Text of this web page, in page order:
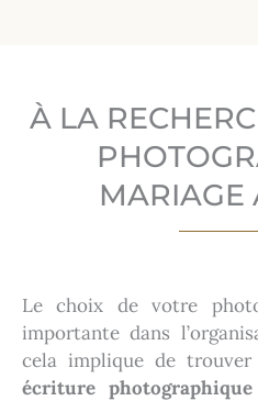
À LA
MARIAGE
Le choix de votre
importante dans
cela implique de
écriture photographique